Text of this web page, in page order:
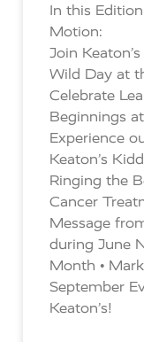
In this
Motion:
Join
Wild Day at
Celebrate
Beginnings
Experience
Keaton’s
Ringing the
Cancer
Message
during June
Month •
September
Keaton’s!